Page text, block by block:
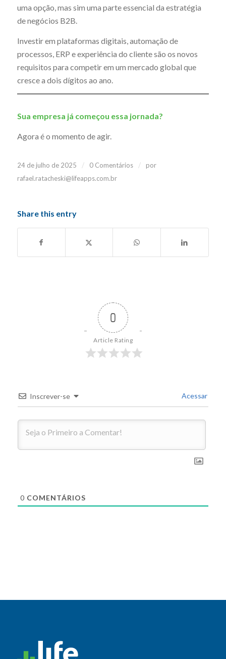
uma opção, mas sim uma parte essencial da estratégia
de negócios B2B.
Investir em plataformas digitais, automação de
processos, ERP e experiência do cliente são os novos
requisitos para competir em um mercado global que
cresce a dois dígitos ao ano.
Sua empresa já começou essa jornada?
Agora é o momento de agir.
24 de julho de 2025 / 0 Comentários /
por
rafael.ratacheski@lifeapps.com.br
Share this entry
0
Article Rating
Inscrever-se Acessar
0 COMENTÁRIOS